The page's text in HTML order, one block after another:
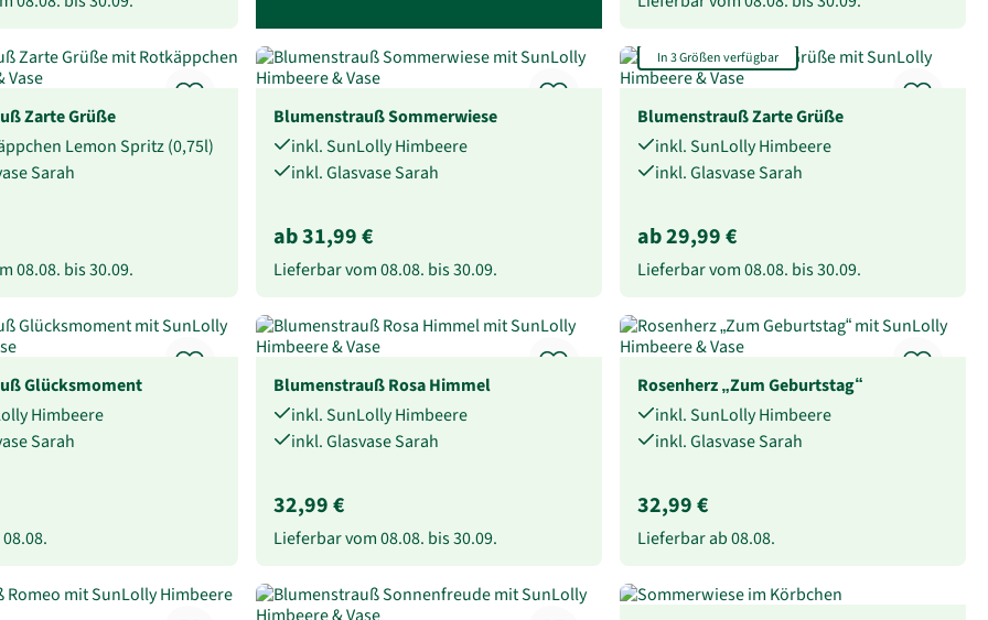
Zarte Grüße
Lemon Spritz (0,75l)
Sarah
08.08. bis30.09.
Blumenstrauß Sommerwiese
inkl. SunLolly Himbeere
inkl. Glasvase Sarah
ab 31,99 €
Lieferbar vom08.08. bis30.09.
In 3 Größen verfügbar
Blumenstrauß Zarte Grüße
inkl. SunLolly Himbeere
inkl. Glasvase Sarah
ab 29,99 €
Lieferbar vom08.08. bis30.09.
Glücksmoment
Himbeere
Sarah
08.08.
Blumenstrauß Rosa Himmel
inkl. SunLolly Himbeere
inkl. Glasvase Sarah
32,99 €
Lieferbar vom08.08. bis30.09.
Rosenherz „Zum Geburtstag“
inkl. SunLolly Himbeere
inkl. Glasvase Sarah
32,99 €
Lieferbar ab08.08.